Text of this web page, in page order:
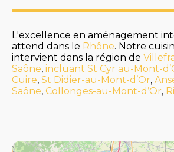
L'excellence en aménagement
attend dans le Rhône. Notre
intervient dans la région de
Saône, incluant St Cyr au-Mont-
Cuire, St Didier-au-Mont-d’Or,
Saône, Collonges-au-Mont-d’Or,